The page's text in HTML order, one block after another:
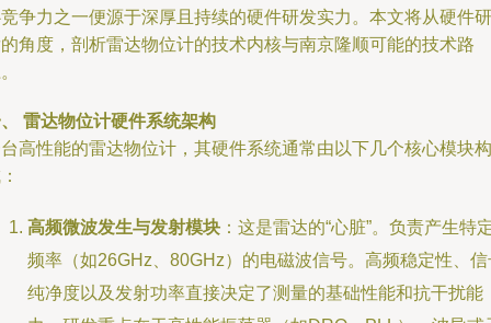
争力之一便源于深厚且持续的硬件研发实力。本文将从硬件研
角度，剖析雷达物位计的技术内核与南京隆顺可能的技术路
雷达物位计硬件系统架构
高性能的雷达物位计，其硬件系统通常由以下几个核心模块构
高频微波发生与发射模块 ：这是雷达的“心脏”。负责产生特
频率（如26GHz、80GHz）的电磁波信号。高频稳定性、信
纯净度以及发射功率直接决定了测量的基础性能和抗干扰能